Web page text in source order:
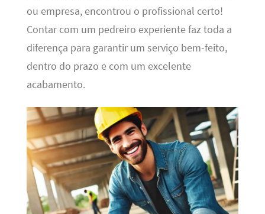
ou empresa, encontrou o profissional certo!
Contar com um pedreiro experiente faz toda a
diferença para garantir um serviço bem-feito,
dentro do prazo e com um excelente
acabamento.